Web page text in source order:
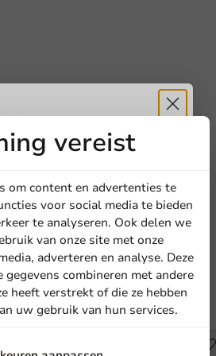
- Papier - 250ml - 500
een review
uit deze serie
vereist
om content en advertenties te
voor social media te bieden
te analyseren. Ook delen we
van onze site met onze
adverteren en analyse. Deze
gegevens combineren met andere
heeft verstrekt of die ze hebben
uw gebruik van hun services.
5%
aan voor onze